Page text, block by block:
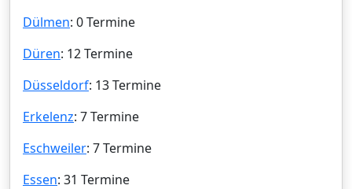
Dülmen: 0 Termine
Düren: 12 Termine
Düsseldorf: 13 Termine
Erkelenz: 7 Termine
Eschweiler: 7 Termine
Essen: 31 Termine